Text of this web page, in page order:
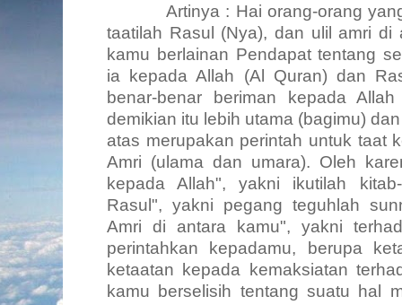
Artinya : Hai orang-orang
taatilah Rasul (Nya), dan ulil amri di
kamu berlainan Pendapat tentang
ia kepada Allah (Al Quran) dan
benar-benar beriman kepada
demikian itu lebih utama (bagimu)
atas merupakan perintah untuk taat
Amri (ulama dan umara). Oleh
kepada Allah", yakni ikutilah
Rasul", yakni pegang teguhlah
Amri di antara kamu", yakni
perintahkan kepadamu, berupa
ketaatan kepada kemaksiatan
kamu berselisih tentang suatu hal